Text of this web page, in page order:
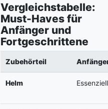
Vergleichstabelle:
Must-Haves für
Anfänger und
Fortgeschrittene
Zubehörteil
Helm Essenziell